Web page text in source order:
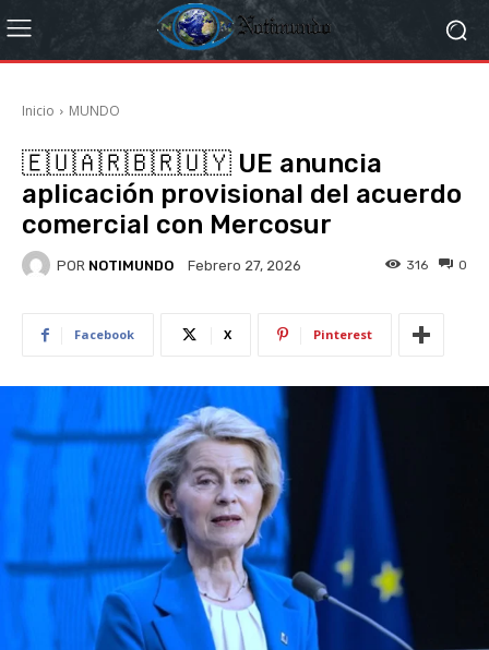
Inicio MUNDO
🇪🇺🇦🇷🇧🇷🇺🇾 UE anuncia
aplicación provisional del acuerdo
comercial con Mercosur
POR NOTIMUNDO Febrero 27, 2026 0
316
Facebook X Pinterest